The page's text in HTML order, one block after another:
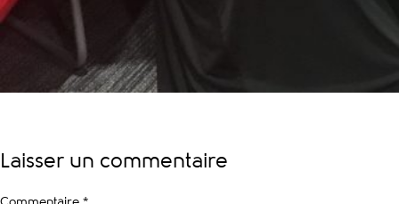
Laisser un commentaire